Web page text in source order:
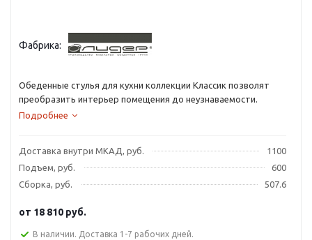
Фабрика:
Обеденные стулья для кухни коллекции Классик позволят
преобразить интерьер помещения до неузнаваемости.
Подробнее
Доставка внутри МКАД, руб.
1100
Подъем, руб.
600
Сборка, руб.
507.6
от 18 810 руб.
В наличии. Доставка 1-7 рабочих дней.